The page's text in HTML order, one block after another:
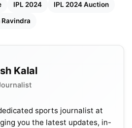
IPL 2024 IPL 2024 Auction
Ravindra
Kalal
sports journalist at
you the latest updates, in-